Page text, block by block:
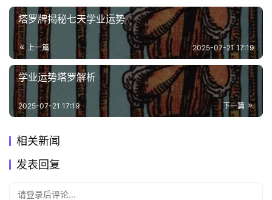
塔罗牌揭秘七天学业运势
上一篇 2025-07-21 17:19
学业运势塔罗解析
下一篇
2025-07-21 17:19
相关新闻
发表回复
请登录后评论...